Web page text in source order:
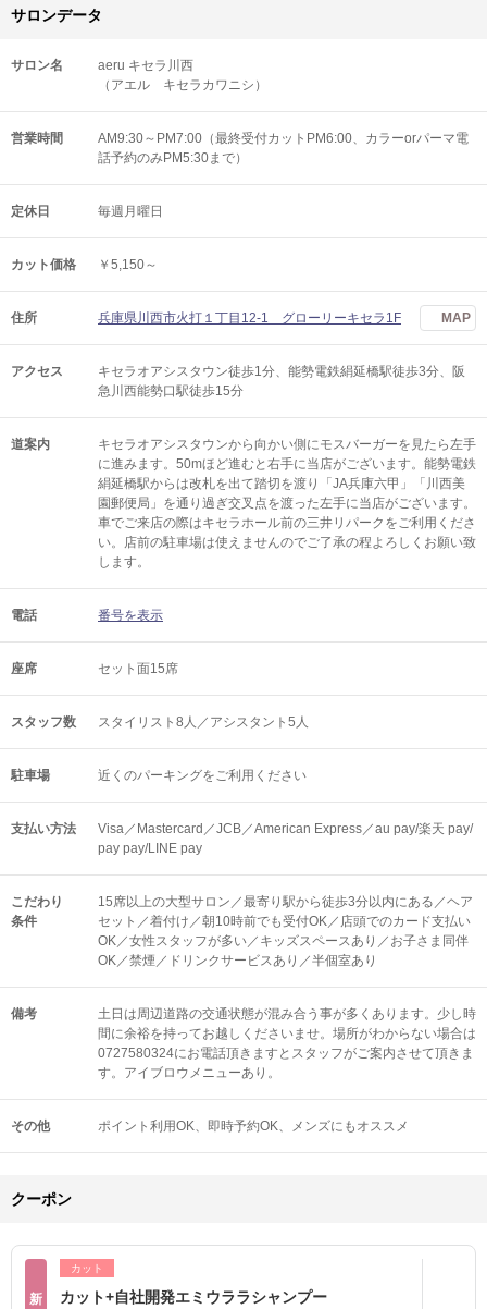
サロンデータ
サロン名
aeru キセラ川西
（アエル キセラカワニシ）
営業時間
AM9:30～PM7:00（最終受付カットPM6:00、カラーorパーマ電
話予約のみPM5:30まで）
定休日 毎週月曜日
カット価格 ￥5,150～
住所 兵庫県川西市火打１丁目12-1 グローリーキセラ1F MAP
アクセス
キセラオアシスタウン徒歩1分、能勢電鉄絹延橋駅徒歩3分、阪
急川西能勢口駅徒歩15分
道案内
キセラオアシスタウンから向かい側にモスバーガーを見たら左手
に進みます。50mほど進むと右手に当店がございます。能勢電鉄
絹延橋駅からは改札を出て踏切を渡り「JA兵庫六甲」「川西美
園郵便局」を通り過ぎ交叉点を渡った左手に当店がございます。
車でご来店の際はキセラホール前の三井リパークをご利用くださ
い。店前の駐車場は使えませんのでご了承の程よろしくお願い致
します。
電話 番号を表示
座席 セット面15席
スタッフ数 スタイリスト8人／アシスタント5人
駐車場 近くのパーキングをご利用ください
支払い方法
Visa／Mastercard／JCB／American Express／au pay/楽天 pay/
pay pay/LINE pay
こだわり
条件
15席以上の大型サロン／最寄り駅から徒歩3分以内にある／ヘア
セット／着付け／朝10時前でも受付OK／店頭でのカード支払い
OK／女性スタッフが多い／キッズスペースあり／お子さま同伴
OK／禁煙／ドリンクサービスあり／半個室あり
備考
土日は周辺道路の交通状態が混み合う事が多くあります。少し時
間に余裕を持ってお越しくださいませ。場所がわからない場合は
0727580324にお電話頂きますとスタッフがご案内させて頂きま
す。アイブロウメニューあり。
その他 ポイント利用OK 即時予約OK メンズにもオススメ
クーポン
新
カット
カット+自社開発エミウララシャンプー